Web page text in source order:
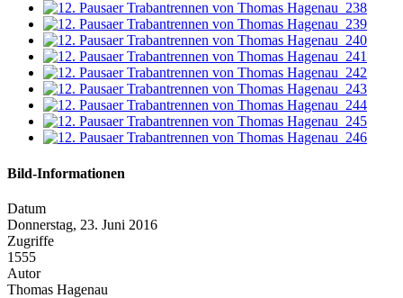
Bild-Informationen
Datum
Donnerstag, 23. Juni 2016
Zugriffe
1555
Autor
Thomas Hagenau